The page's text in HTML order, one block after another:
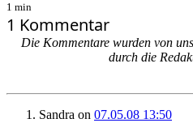
1 min
1 Kommentar
Die Kommentare wurden von
durch die
Sandra on 07.05.08 13:50